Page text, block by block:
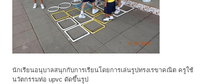
นักเรียนอนุบาลสนุกกับการเรียนโดยการเล่นรูปทรงเรขาคณิต ครูใช้
นวัตกรรมท่อ upvc ดัดขึ้นรูป